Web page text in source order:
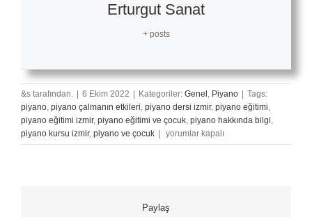
Erturgut Sanat
+ posts
&s tarafından. | 6 Ekim 2022 | Kategoriler: Genel Piyano | Tags:
piyano piyano çalmanın etkileri piyano dersi izmir, piyano eğitimi
piyano eğitimi izmir, piyano eğitimi ve çocuk piyano hakkında bilgi
piyano kursu izmir, piyano ve çocuk |
Ellere
Bakmadan
yorumlar kapalı
Paylaş